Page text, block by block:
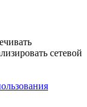
сетевой